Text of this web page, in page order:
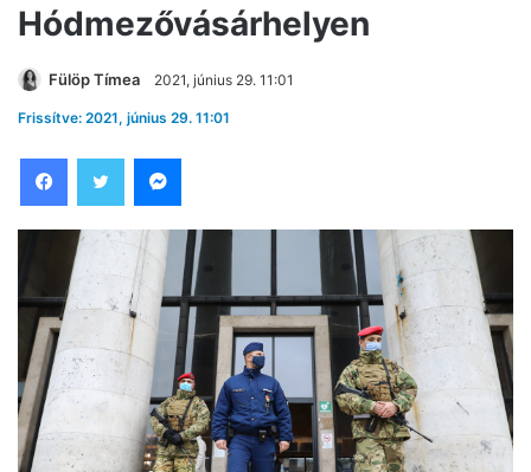
Hódmezővásárhelyen
Fülöp Tímea 2021, június 29. 11:01
Frissítve: 2021, június 29. 11:01